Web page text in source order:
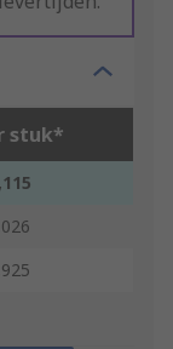
stuk*